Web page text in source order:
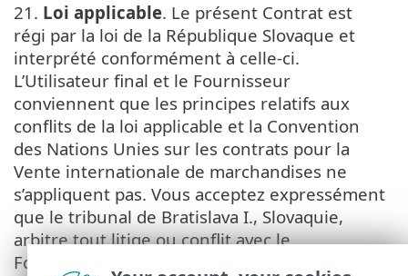
21. Loi applicable. Le présent Contrat est
régi par la loi de la République Slovaque et
interprété conformément à celle-ci.
L’Utilisateur final et le Fournisseur
conviennent que les principes relatifs aux
conflits de la loi applicable et la Convention
des Nations Unies sur les contrats pour la
Vente internationale de marchandises ne
s’appliquent pas. Vous acceptez expressément
que le tribunal de Bratislava I., Slovaquie,
arbitre tout litige ou conflit avec le
Fournisseur ou en relation avec votre